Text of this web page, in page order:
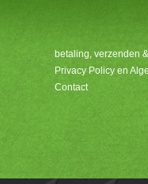
betaling, verzenden
Privacy Policy en
Contact